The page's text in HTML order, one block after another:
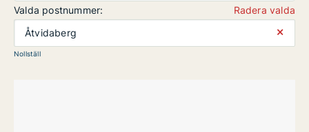
Valda postnummer:
Radera valda
Åtvidaberg
⨯
Nollställ